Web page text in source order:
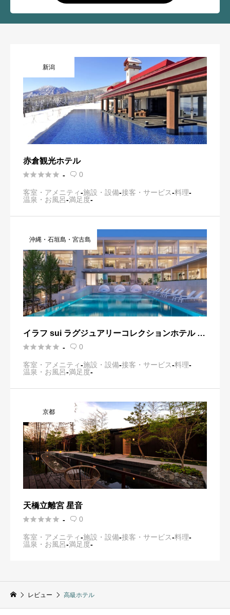
新潟
赤倉観光ホテル
 -  0
客室・アメニティ-施設・設備-接客・サービス-料理-
温泉・お風呂-満足度-
沖縄・石垣島・宮古島
イラフ sui ラグジュアリーコレクションホテル 沖
縄宮古
 -  0
客室・アメニティ-施設・設備-接客・サービス-料理-
温泉・お風呂-満足度-
京都
天橋立離宮 星音
 -  0
客室・アメニティ-施設・設備-接客・サービス-料理-
温泉・お風呂-満足度-
レビュー 高級ホテル